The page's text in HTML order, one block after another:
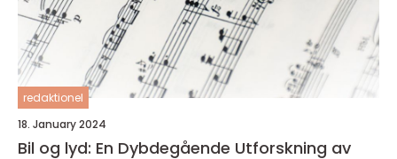
redaktionel
18. January 2024
Bil og lyd: En Dybdegående Utforskning av